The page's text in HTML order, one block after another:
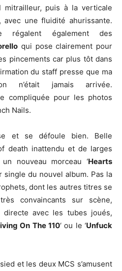
mitrailleur, puis à la verticale
avec une fluidité ahurissante.
régalent également des
qui pose clairement pour
pincements car plus tôt dans
du staff presse que ma
n’était jamais arrivée.
compliquée pour les photos
Nails.
et se défoule bien. Belle
death inattendu et de larges
nouveau morceau ‘Hearts
single du nouvel album. Pas la
dont les autres titres se
convaincants sur scène,
directe avec les tubes joués,
On The 110‘ ou le ‘Unfuck
et les deux MCS s’amusent